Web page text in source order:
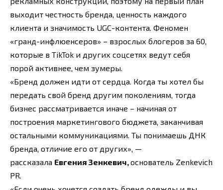
выходит честность бренда, ценность каждого
клиента и значимость UGC-контента. Феномен
«гранд-инфлюенсеров» – взрослых блогеров за 60,
которые в TikTok и других соцсетях ведут себя
порой активнее, чем зумеры.
«Бренд должен идти от сердца. Когда ты хотел бы
передать свой бренд другим поколениям, тогда
бизнес рассматривается иначе – начиная от
построения маркетингового бюджета, заканчивая
остальными коммуникациями. Ты понимаешь ДНК
бренда, отличие его от других», —
рассказала Евгения Зенкевич, основатель Zenkevich
PR.